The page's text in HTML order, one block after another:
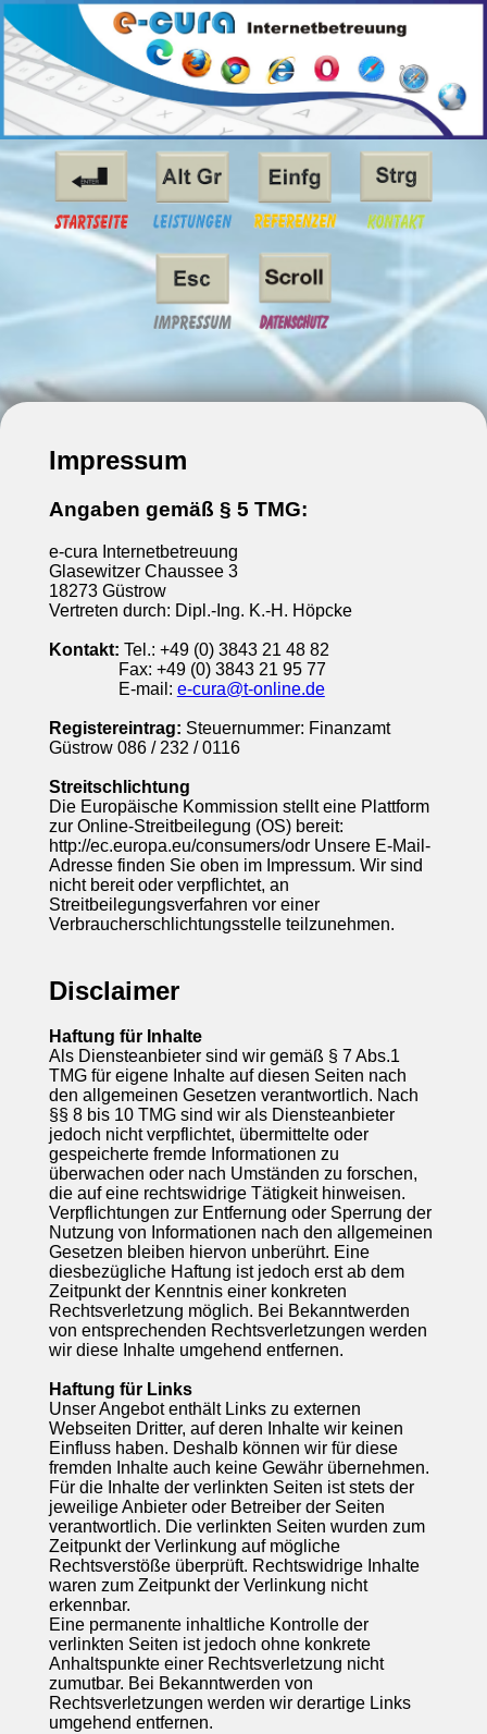
Impressum
Angaben gemäß § 5 TMG:
e-cura Internetbetreuung
Glasewitzer Chaussee 3
18273 Güstrow
Vertreten durch: Dipl.-Ing. K.-H. Höpcke
Kontakt: Tel.: +49 (0) 3843 21 48 82
Fax: +49 (0) 3843 21 95 77
E-mail: e-cura@t-online.de
Registereintrag: Steuernummer: Finanzamt
Güstrow 086 / 232 / 0116
Streitschlichtung
Die Europäische Kommission stellt eine Plattform
zur Online-Streitbeilegung (OS) bereit:
http://ec.europa.eu/consumers/odr Unsere E-Mail-
Adresse finden Sie oben im Impressum. Wir sind
nicht bereit oder verpflichtet, an
Streitbeilegungsverfahren vor einer
Verbraucherschlichtungsstelle teilzunehmen.
Disclaimer
Haftung für Inhalte
Als Diensteanbieter sind wir gemäß § 7 Abs.1
TMG für eigene Inhalte auf diesen Seiten nach
den allgemeinen Gesetzen verantwortlich. Nach
§§ 8 bis 10 TMG sind wir als Diensteanbieter
jedoch nicht verpflichtet, übermittelte oder
gespeicherte fremde Informationen zu
überwachen oder nach Umständen zu forschen,
die auf eine rechtswidrige Tätigkeit hinweisen.
Verpflichtungen zur Entfernung oder Sperrung der
Nutzung von Informationen nach den allgemeinen
Gesetzen bleiben hiervon unberührt. Eine
diesbezügliche Haftung ist jedoch erst ab dem
Zeitpunkt der Kenntnis einer konkreten
Rechtsverletzung möglich. Bei Bekanntwerden
von entsprechenden Rechtsverletzungen werden
wir diese Inhalte umgehend entfernen.
Haftung für Links
Unser Angebot enthält Links zu externen
Webseiten Dritter, auf deren Inhalte wir keinen
Einfluss haben. Deshalb können wir für diese
fremden Inhalte auch keine Gewähr übernehmen.
Für die Inhalte der verlinkten Seiten ist stets der
jeweilige Anbieter oder Betreiber der Seiten
verantwortlich. Die verlinkten Seiten wurden zum
Zeitpunkt der Verlinkung auf mögliche
Rechtsverstöße überprüft. Rechtswidrige Inhalte
waren zum Zeitpunkt der Verlinkung nicht
erkennbar.
Eine permanente inhaltliche Kontrolle der
verlinkten Seiten ist jedoch ohne konkrete
Anhaltspunkte einer Rechtsverletzung nicht
zumutbar. Bei Bekanntwerden von
Rechtsverletzungen werden wir derartige Links
umgehend entfernen.